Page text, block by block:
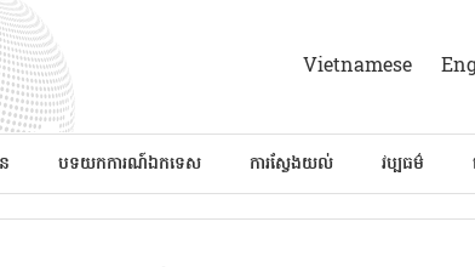
Vietnamese
បទយកការណ៍ឯកទេស ការស្វែងយល់ វប្បធម៌